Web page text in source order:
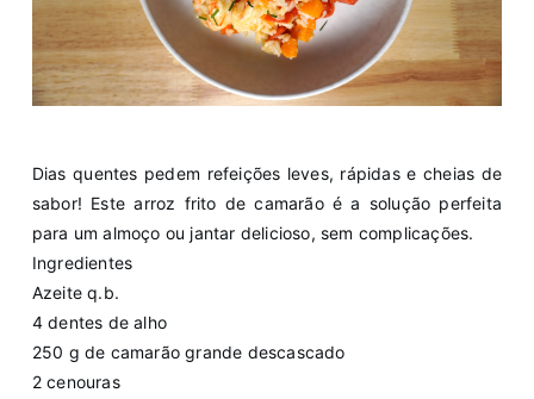
Dias quentes pedem refeições leves, rápidas e cheias de
sabor! Este arroz frito de camarão é a solução perfeita
para um almoço ou jantar delicioso, sem complicações.
Ingredientes
Azeite q.b.
4 dentes de alho
250 g de camarão grande descascado
2 cenouras